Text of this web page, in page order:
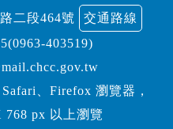
二段464號
交通路線
403519)
、Firefox 瀏覽器，
768 px 以上瀏覽